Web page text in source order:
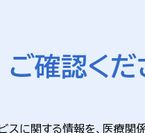
ご確認くだ
スに関する情報を、医療